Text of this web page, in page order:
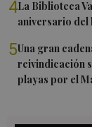
4La Biblioteca
aniversario del
5Una gran
reivindicación
playas por el